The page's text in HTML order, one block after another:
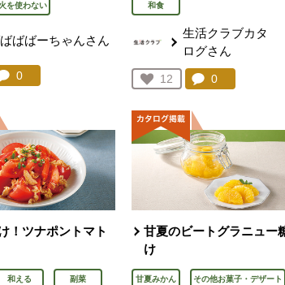
火を使わない
ばばーちゃんさん
り登録：
録
コメント：
0件。コメントを見る。
和食
生活クラブカタ
ログさん
お気に入り登録：
12
人が登録
コメント：
0件。コメント
！ツナポントマト
和える 副菜
甘夏のビートグラニュー
け
甘夏みかん その他お菓子・デザート